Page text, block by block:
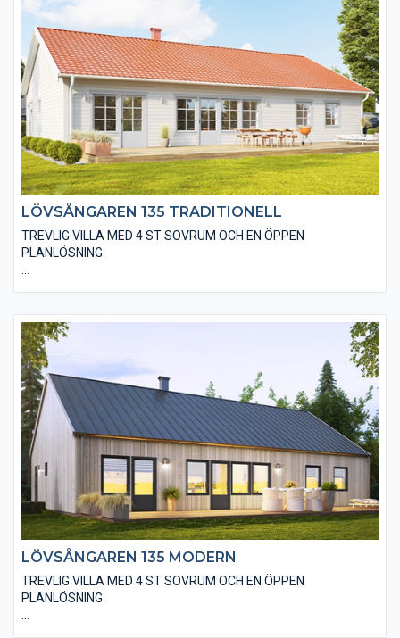
falusvart för att förstärka designen. Du har möjlighet till
alternativa utföranden för att göra huset anpassat till dina
egna drömmar och visioner.
LÖVSÅNGAREN 135 TRADITIONELL
TREVLIG VILLA MED 4 ST SOVRUM OCH EN ÖPPEN
PLANLÖSNING
ett sadeltak med takpannor. I huset finns även valmöjligheten
till ett ”ryggåstak” i vardagsrummet, vilket innebär en härlig
rymd i denna del. Här finns det många andra alternativ på
utvändiga utföranden och material.
LÖVSÅNGAREN 135 MODERN
TREVLIG VILLA MED 4 ST SOVRUM OCH EN ÖPPEN
PLANLÖSNING